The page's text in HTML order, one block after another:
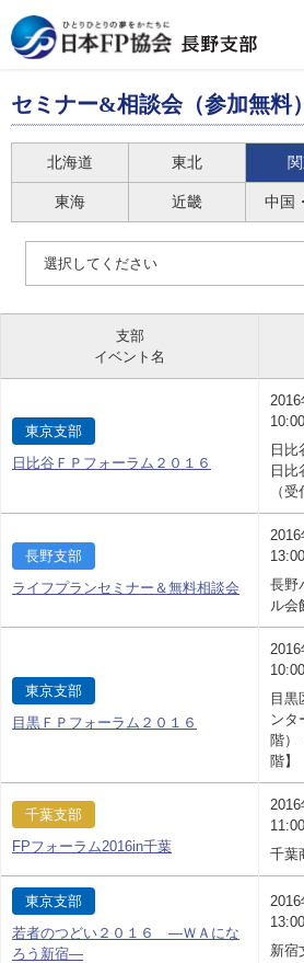
セミナー&相談会（参加無料）
北海道 東北
東海 近畿 中国
選択してください
支部
イベント名
東京支部
日比谷ＦＰフォーラム２０１６
2016
日
日比
（
長野支部
ライフプランセミナー＆無料相談会
2016
長野
ル会
東京支部
目黒ＦＰフォーラム２０１６
2016
目黒
ンタ
階）
階】
千葉支部
FPフォーラム2016in千葉
2016
千葉
東京支部
若者のつどい２０１６ —ＷＡにな
ろう新宿—
2016
新宿